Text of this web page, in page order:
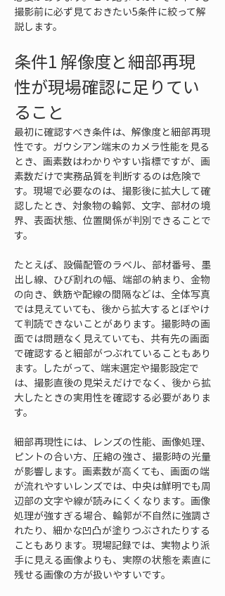
撮影前に必ず見ておきたい5条件に絞って解
説します。
条件1 解像度と細部再現
性が現場確認に足りてい
ること
最初に確認すべき条件は、解像度と細部再現
性です。ガウシアン端末のカメラ性能を見る
とき、画素数はわかりやすい指標ですが、画
素数だけで実務品質を判断するのは危険で
す。現場で必要なのは、撮影後に拡大して確
認したとき、対象物の輪郭、文字、部材の境
界、表面状態、位置関係が判別できることで
す。
たとえば、設備配管のラベル、部材番号、墨
出し線、ひび割れの幅、端部の納まり、金物
の向き、鉄筋や配線の間隔などは、全体写真
では見えていても、後から拡大するとぼやけ
て判読できないことがあります。撮影時の画
面では問題なく見えていても、共有先の画面
で確認すると細部がつぶれていることもあり
ます。したがって、端末選定や撮影設定で
は、撮影直後の見栄えだけでなく、後から拡
大したときの実用性を確認する必要がありま
す。
細部再現性には、レンズの性能、画像処理、
ピントの合い方、圧縮の強さ、撮影時の光量
が影響します。画素数が高くても、画面の端
が流れやすいレンズでは、中央は鮮明でも周
辺部の文字や線が読みにくくなります。画像
処理が強すぎる場合、輪郭が不自然に強調さ
れたり、細かな凹凸が塗りつぶされたりする
こともあります。現場記録では、実物より派
手に見える画像よりも、実際の状態を素直に
残せる画像の方が扱いやすいです。